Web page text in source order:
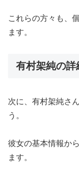
これらの方々も、
ます。
有村架純の
次に、有村架純さ
う。
彼女の基本情報か
ます。